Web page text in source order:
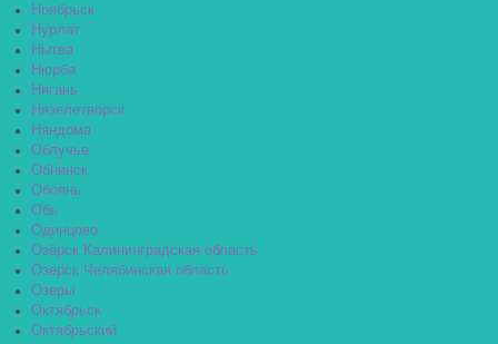
Ноябрьск
Нурлат
Нытва
Нюрба
Нягань
Нязелетворск
Няндома
Облучье
Обнинск
Обоянь
Обь
Одинцово
Озёрск Калининградская область
Озерск Челябинская область
Озеры
Октябрьск
Октябрьский